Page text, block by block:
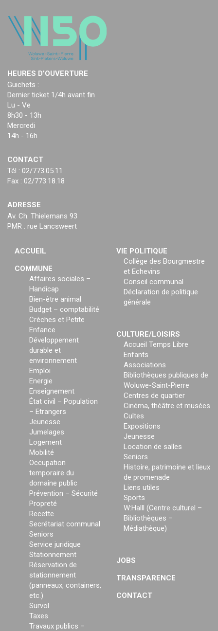
HEURES D’OUVERTURE
Guichets :
Dernier ticket 1/4h avant fin
Lu - Ve
8h30 - 13h
Mercredi
14h - 16h
CONTACT
Tél : 02/773.05.11
Fax : 02/773.18.18
ADRESSE
Av. Ch. Thielemans 93
PMR : rue Lancsweert
ACCUEIL
COMMUNE
Affaires sociales –
Handicap
Bien-être animal
Budget – comptabilité
Crèches et Petite
Enfance
Développement
durable et
environnement
Emploi
Energie
Enseignement
État civil – Population
– Etrangers
Jeunesse
Jumelages
Logement
Mobilité
Occupation
temporaire du
domaine public
Prévention – Sécurité
Propreté
Recette
Secrétariat communal
Seniors
Service juridique
Stationnement
Réservation de
stationnement
(panneaux, containers,
etc.)
Survol
Taxes
Travaux publics –
VIE POLITIQUE
Collège des Bourgmestre
et Echevins
Conseil communal
Déclaration de politique
générale
CULTURE/LOISIRS
Accueil Temps Libre
Enfants
Associations
Bibliothèques publiques de
Woluwe-Saint-Pierre
Centres de quartier
Cinéma, théâtre et musées
Cultes
Expositions
Jeunesse
Location de salles
Seniors
Histoire, patrimoine et lieux
de promenade
Liens utiles
Sports
W:Halll (Centre culturel –
Bibliothèques –
Médiathèque)
JOBS
TRANSPARENCE
CONTACT